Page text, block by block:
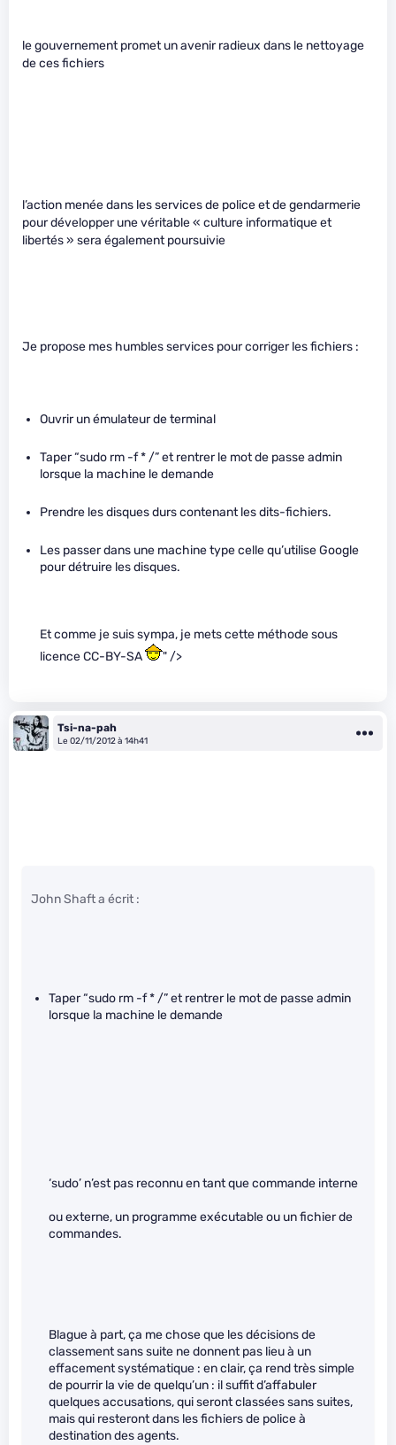
le gouvernement promet un avenir radieux dans le nettoyage
de ces fichiers
l’action menée dans les services de police et de gendarmerie
pour développer une véritable « culture informatique et
libertés » sera également poursuivie
Je propose mes humbles services pour corriger les fichiers :
Ouvrir un émulateur de terminal
Taper “sudo rm -f * /” et rentrer le mot de passe admin
lorsque la machine le demande
Prendre les disques durs contenant les dits-fichiers.
Les passer dans une machine type celle qu’utilise Google
pour détruire les disques.
Et comme je suis sympa, je mets cette méthode sous
licence CC-BY-SA
" />
Tsi-na-pah
Le 02/11/2012 à 14h41
John Shaft a écrit :
Taper “sudo rm -f * /” et rentrer le mot de passe admin
lorsque la machine le demande
‘sudo’ n’est pas reconnu en tant que commande interne
ou externe, un programme exécutable ou un fichier de
commandes.
Blague à part, ça me chose que les décisions de
classement sans suite ne donnent pas lieu à un
effacement systématique : en clair, ça rend très simple
de pourrir la vie de quelqu’un : il suffit d’affabuler
quelques accusations, qui seront classées sans suites,
mais qui resteront dans les fichiers de police à
destination des agents.